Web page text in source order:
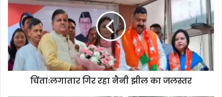
चिंताःलगातार गिर रहा नैनी झील का जलस्तर